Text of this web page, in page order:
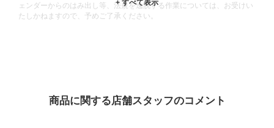
ェンダーからのはみ出し等、法規を逸脱する作業については、お受けい
たしかねますので、予めご了承ください。
商品に関する店舗スタッフのコメント